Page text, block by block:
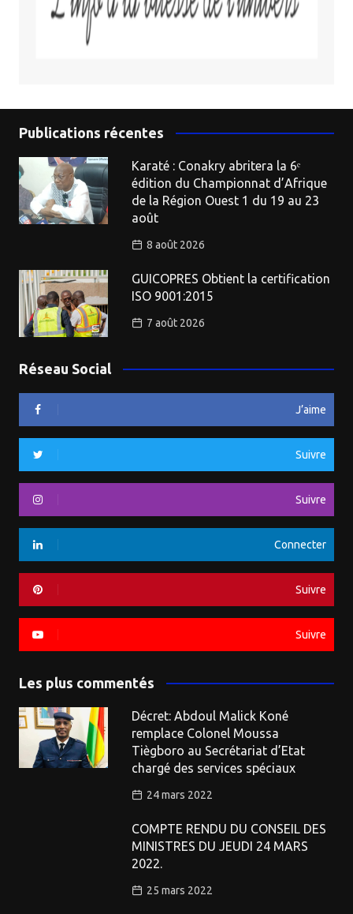
Publications récentes
Karaté : Conakry abritera la 6ᵉ
édition du Championnat d’Afrique
de la Région Ouest 1 du 19 au 23
août
8 août 2026
GUICOPRES Obtient la certification
ISO 9001:2015
7 août 2026
Réseau Social
J’aime
Suivre
Suivre
Connecter
Suivre
Suivre
Les plus commentés
Décret: Abdoul Malick Koné
remplace Colonel Moussa
Tiègboro au Secrétariat d’Etat
chargé des services spéciaux
24 mars 2022
COMPTE RENDU DU CONSEIL DES
MINISTRES DU JEUDI 24 MARS
2022.
25 mars 2022